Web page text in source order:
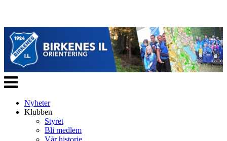
Veksle
navigasjon
Nyheter
Klubben
Styret
Bli medlem